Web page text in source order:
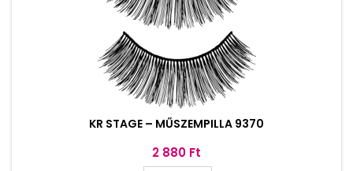
KR STAGE – MŰSZEMPILLA 9370
Ár
2 880 Ft